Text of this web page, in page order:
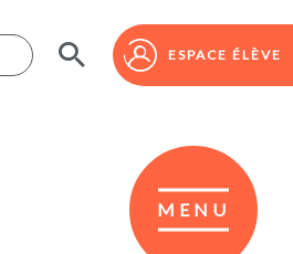
ESPACE ÉLÈVE
MENU
ESPACE ÉLÈVE